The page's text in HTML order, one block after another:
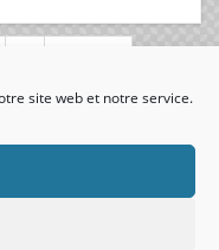
site web et notre service.